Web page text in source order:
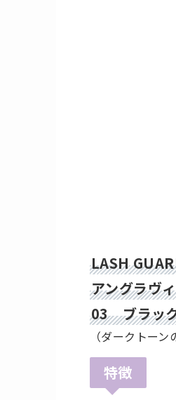
LASH
アングラヴ
03 ブラッ
（ダークトーン
特徴